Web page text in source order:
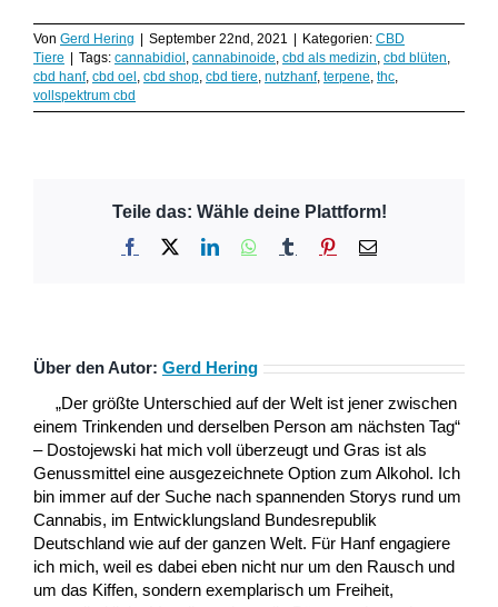
Von Gerd Hering | September 22nd, 2021 | Kategorien: CBD
Tiere | Tags: cannabidiol, cannabinoide, cbd als medizin, cbd blüten,
cbd hanf, cbd oel, cbd shop, cbd tiere, nutzhanf, terpene, thc,
vollspektrum cbd
Teile das: Wähle deine Plattform!
Facebook LinkedInWhatsApp
Tumblr Pinterest
E-
Über den Autor: Gerd Hering
„Der größte Unterschied auf der Welt ist jener zwischen
einem Trinkenden und derselben Person am nächsten Tag“
– Dostojewski hat mich voll überzeugt und Gras ist als
Genussmittel eine ausgezeichnete Option zum Alkohol. Ich
bin immer auf der Suche nach spannenden Storys rund um
Cannabis, im Entwicklungsland Bundesrepublik
Deutschland wie auf der ganzen Welt. Für Hanf engagiere
ich mich, weil es dabei eben nicht nur um den Rausch und
um das Kiffen, sondern exemplarisch um Freiheit,